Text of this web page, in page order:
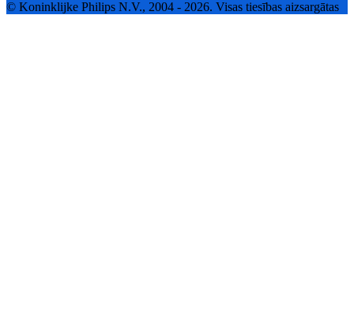
© Koninklijke Philips N.V., 2004 - 2026. Visas tiesības aizsargātas